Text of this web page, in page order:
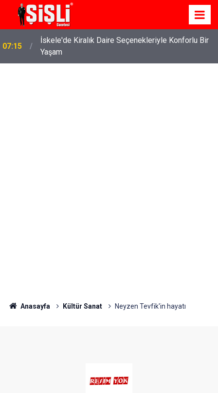
07:15
İskele'de Kiralık Daire Seçenekleriyle Konforlu Bir
Yaşam
Anasayfa Kültür Sanat Neyzen Tevfik'in hayatı